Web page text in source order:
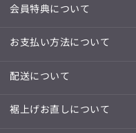
会員特典について
お支払い方法について
配送について
裾上げお直しについて